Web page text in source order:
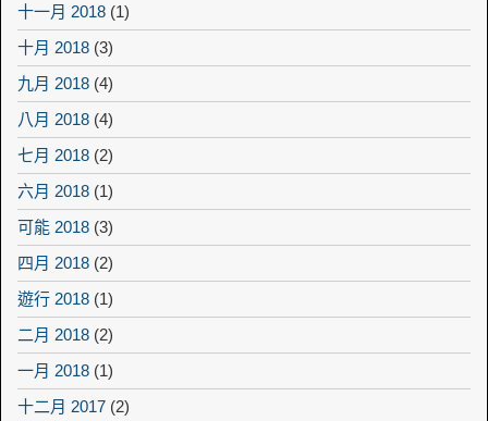
十一月 2018 (1)
十月 2018 (3)
九月 2018 (4)
八月 2018 (4)
七月 2018 (2)
六月 2018 (1)
可能 2018 (3)
四月 2018 (2)
遊行 2018 (1)
二月 2018 (2)
一月 2018 (1)
十二月 2017 (2)